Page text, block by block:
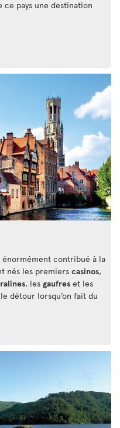
ce pays une destination
énormément contribué à la
nés les premiers casinos,
, les gaufres et les
détour lorsqu’on fait du